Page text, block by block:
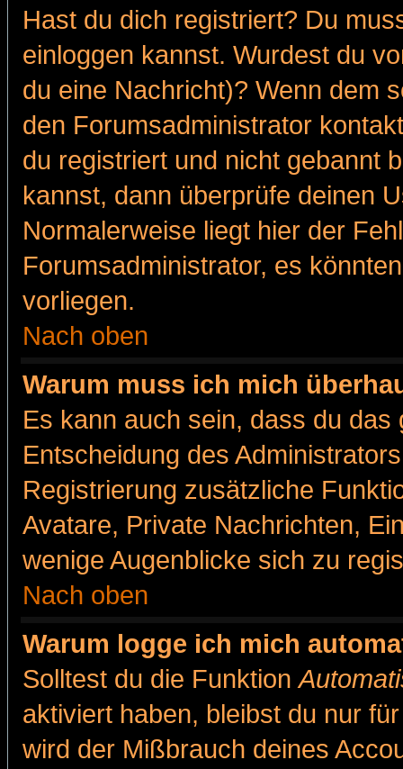
Hast du dich registriert? Du
einloggen kannst. Wurdest du
du eine Nachricht)? Wenn dem
den Forumsadministrator
du registriert und nicht gebannt
kannst, dann überprüfe deinen
Normalerweise liegt hier der
Forumsadministrator, es
vorliegen.
Nach oben
Warum muss ich mich
Es kann auch sein, dass du
Entscheidung des
Registrierung zusätzliche
Avatare, Private Nachrichten,
wenige Augenblicke sich zu
Nach oben
Warum logge ich mich
Solltest du die Funktion
aktiviert haben, bleibst du nur
wird der Mißbrauch deines